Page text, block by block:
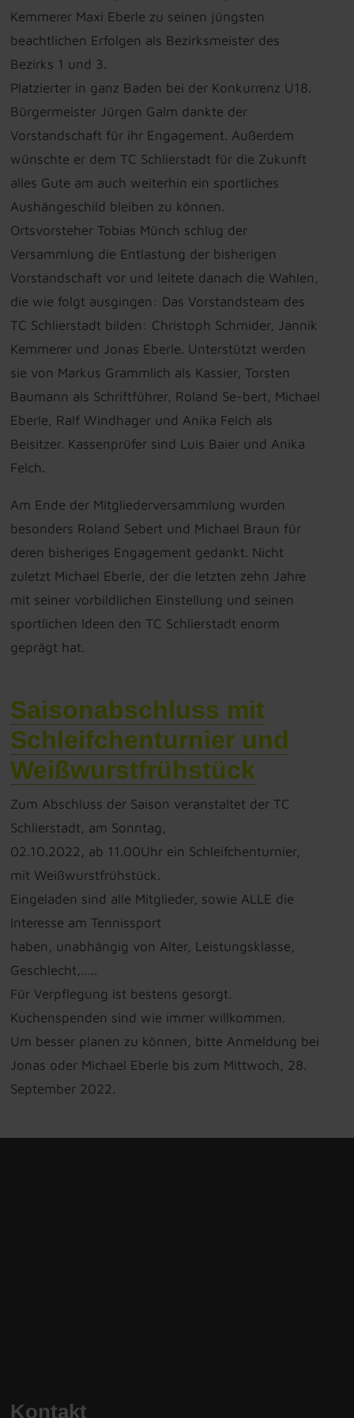
Kemmerer Maxi Eberle zu seinen jüngsten
beachtlichen Erfolgen als Bezirksmeister des
Bezirks 1 und 3.
Platzierter in ganz Baden bei der Konkurrenz U18.
Bürgermeister Jürgen Galm dankte der
Vorstandschaft für ihr Engagement. Außerdem
wünschte er dem TC Schlierstadt für die Zukunft
alles Gute am auch weiterhin ein sportliches
Aushängeschild bleiben zu können.
Ortsvorsteher Tobias Münch schlug der
Versammlung die Entlastung der bisherigen
Vorstandschaft vor und leitete danach die Wahlen,
die wie folgt ausgingen: Das Vorstandsteam des
TC Schlierstadt bilden: Christoph Schmider, Jannik
Kemmerer und Jonas Eberle. Unterstützt werden
sie von Markus Grammlich als Kassier, Torsten
Baumann als Schriftführer, Roland Se-bert, Michael
Eberle, Ralf Windhager und Anika Felch als
Beisitzer. Kassenprüfer sind Luis Baier und Anika
Felch.
Am Ende der Mitgliederversammlung wurden
besonders Roland Sebert und Michael Braun für
deren bisheriges Engagement gedankt. Nicht
zuletzt Michael Eberle, der die letzten zehn Jahre
mit seiner vorbildlichen Einstellung und seinen
sportlichen Ideen den TC Schlierstadt enorm
geprägt hat.
Saisonabschluss mit
Schleifchenturnier und
Weißwurstfrühstück
Zum Abschluss der Saison veranstaltet der TC
Schlierstadt, am Sonntag,
02.10.2022, ab 11.00Uhr ein Schleifchenturnier,
mit Weißwurstfrühstück.
Eingeladen sind alle Mitglieder, sowie ALLE die
Interesse am Tennissport
haben, unabhängig von Alter, Leistungsklasse,
Geschlecht,…..
Für Verpflegung ist bestens gesorgt.
Kuchenspenden sind wie immer willkommen.
Um besser planen zu können, bitte Anmeldung bei
Jonas oder Michael Eberle bis zum Mittwoch, 28.
September 2022.
Kontakt